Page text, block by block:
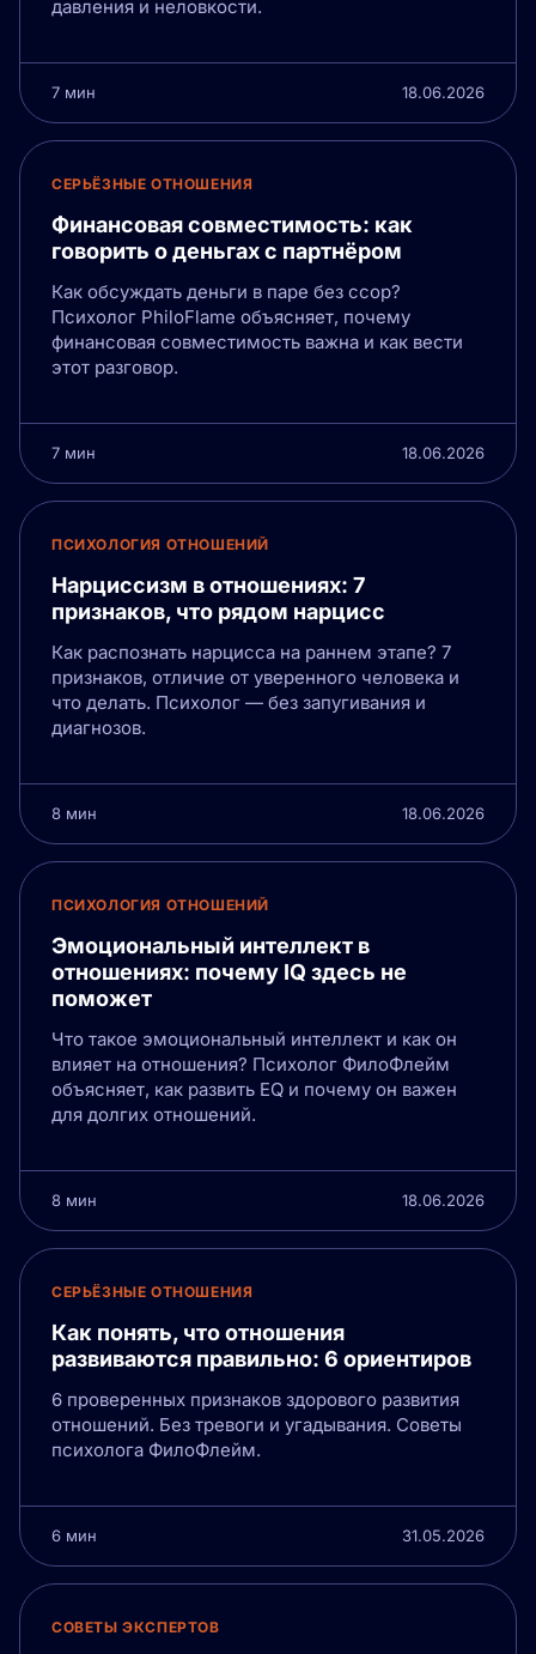
давления и неловкости.
7 мин 18.06.2026
СЕРЬЁЗНЫЕ ОТНОШЕНИЯ
Финансовая совместимость: как
говорить о деньгах с партнёром
Как обсуждать деньги в паре без ссор?
Психолог PhiloFlame объясняет, почему
финансовая совместимость важна и как вести
этот разговор.
7 мин 18.06.2026
ПСИХОЛОГИЯ ОТНОШЕНИЙ
Нарциссизм в отношениях: 7
признаков, что рядом нарцисс
Как распознать нарцисса на раннем этапе? 7
признаков, отличие от уверенного человека и
что делать. Психолог — без запугивания и
диагнозов.
8 мин 18.06.2026
ПСИХОЛОГИЯ ОТНОШЕНИЙ
Эмоциональный интеллект в
отношениях: почему IQ здесь не
поможет
Что такое эмоциональный интеллект и как он
влияет на отношения? Психолог ФилоФлейм
объясняет, как развить EQ и почему он важен
для долгих отношений.
8 мин 18.06.2026
СЕРЬЁЗНЫЕ ОТНОШЕНИЯ
Как понять, что отношения
развиваются правильно: 6 ориентиров
6 проверенных признаков здорового развития
отношений. Без тревоги и угадывания. Советы
психолога ФилоФлейм.
6 мин 31.05.2026
СОВЕТЫ ЭКСПЕРТОВ